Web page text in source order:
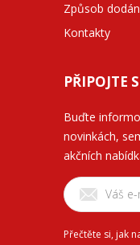
Způsob
Kontakty
PŘIPOJTE
Buďte
novinkách,
akčních
Přečtěte si, jak